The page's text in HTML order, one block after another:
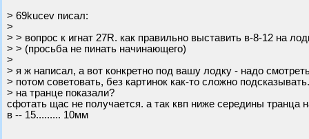
> 69kucev писал:
>
> > вопрос к игнат 27R. как правильно выставить в-8-12 на
> > (просьба не пинать начинающего)
>
> я ж написал, а вот конкретно под вашу лодку - надо
> потом советовать, без картинок как-то сложно
> на транце показали?
сфотать щас не получается. а так квп ниже середины
в -- 15......... 10мм